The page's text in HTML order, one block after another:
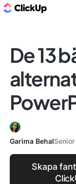
De 13
Garima Behal
Skapa